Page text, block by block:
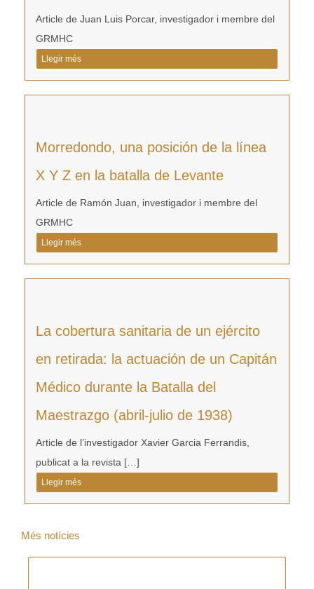
Article de Juan Luis Porcar, investigador i membre del
GRMHC
Llegir més
Morredondo, una posición de la línea
X Y Z en la batalla de Levante
Article de Ramón Juan, investigador i membre del
GRMHC
Llegir més
La cobertura sanitaria de un ejército
en retirada: la actuación de un Capitán
Médico durante la Batalla del
Maestrazgo (abril-julio de 1938)
Article de l’investigador Xavier Garcia Ferrandis,
publicat a la revista […]
Llegir més
Més notícies